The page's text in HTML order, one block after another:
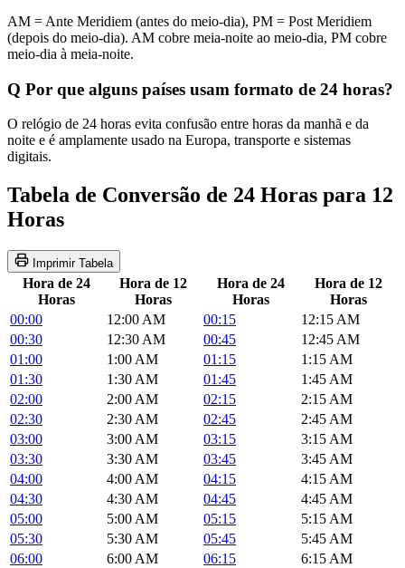
AM = Ante Meridiem (antes do meio-dia), PM = Post Meridiem
(depois do meio-dia). AM cobre meia-noite ao meio-dia, PM cobre
meio-dia à meia-noite.
Q Por que alguns países usam formato de 24 horas?
O relógio de 24 horas evita confusão entre horas da manhã e da
noite e é amplamente usado na Europa, transporte e sistemas
digitais.
Tabela de Conversão de 24 Horas para 12
Horas
Imprimir Tabela
Hora de 24
Horas
Hora de 12
Horas
Hora de 24
Horas
Hora de 12
Horas
00:00
12:00 AM 00:15
12:15 AM
00:30
12:30 AM 00:45
12:45 AM
01:00
1:00 AM 01:15
1:15 AM
01:30
1:30 AM 01:45
1:45 AM
02:00
2:00 AM 02:15
2:15 AM
02:30
2:30 AM 02:45
2:45 AM
03:00
3:00 AM 03:15
3:15 AM
03:30
3:30 AM 03:45
3:45 AM
04:00
4:00 AM 04:15
4:15 AM
04:30
4:30 AM 04:45
4:45 AM
05:00
5:00 AM 05:15
5:15 AM
05:30
5:30 AM 05:45
5:45 AM
06:00
6:00 AM 06:15
6:15 AM